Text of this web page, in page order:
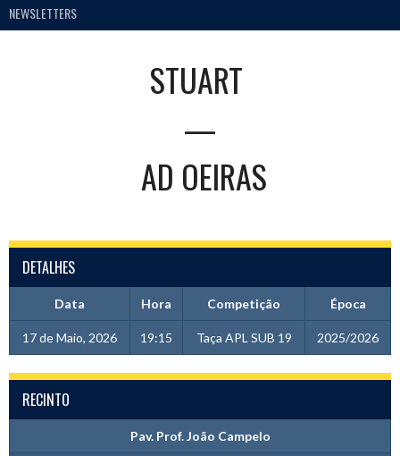
NEWSLETTERS
STUART
—
AD OEIRAS
DETALHES
Data Hora Competição Época
17 de Maio, 2026 19:15 Taça APL SUB 19 2025/2026
RECINTO
Pav. Prof. João Campelo